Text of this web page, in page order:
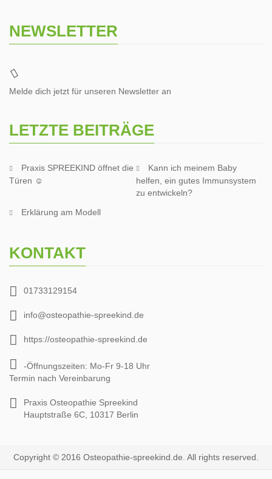
NEWSLETTER
Melde dich jetzt für unseren Newsletter an
LETZTE BEITRÄGE
Praxis SPREEKIND öffnet die
Türen ☺
Kann ich meinem Baby
helfen, ein gutes Immunsystem
zu entwickeln?
Erklärung am Modell
KONTAKT
01733129154
info@osteopathie-spreekind.de
https://osteopathie-spreekind.de
-Öffnungszeiten: Mo-Fr 9-18 Uhr
Termin nach Vereinbarung
Praxis Osteopathie Spreekind
Hauptstraße 6C, 10317 Berlin
Copyright © 2016 Osteopathie-spreekind.de. All rights reserved.